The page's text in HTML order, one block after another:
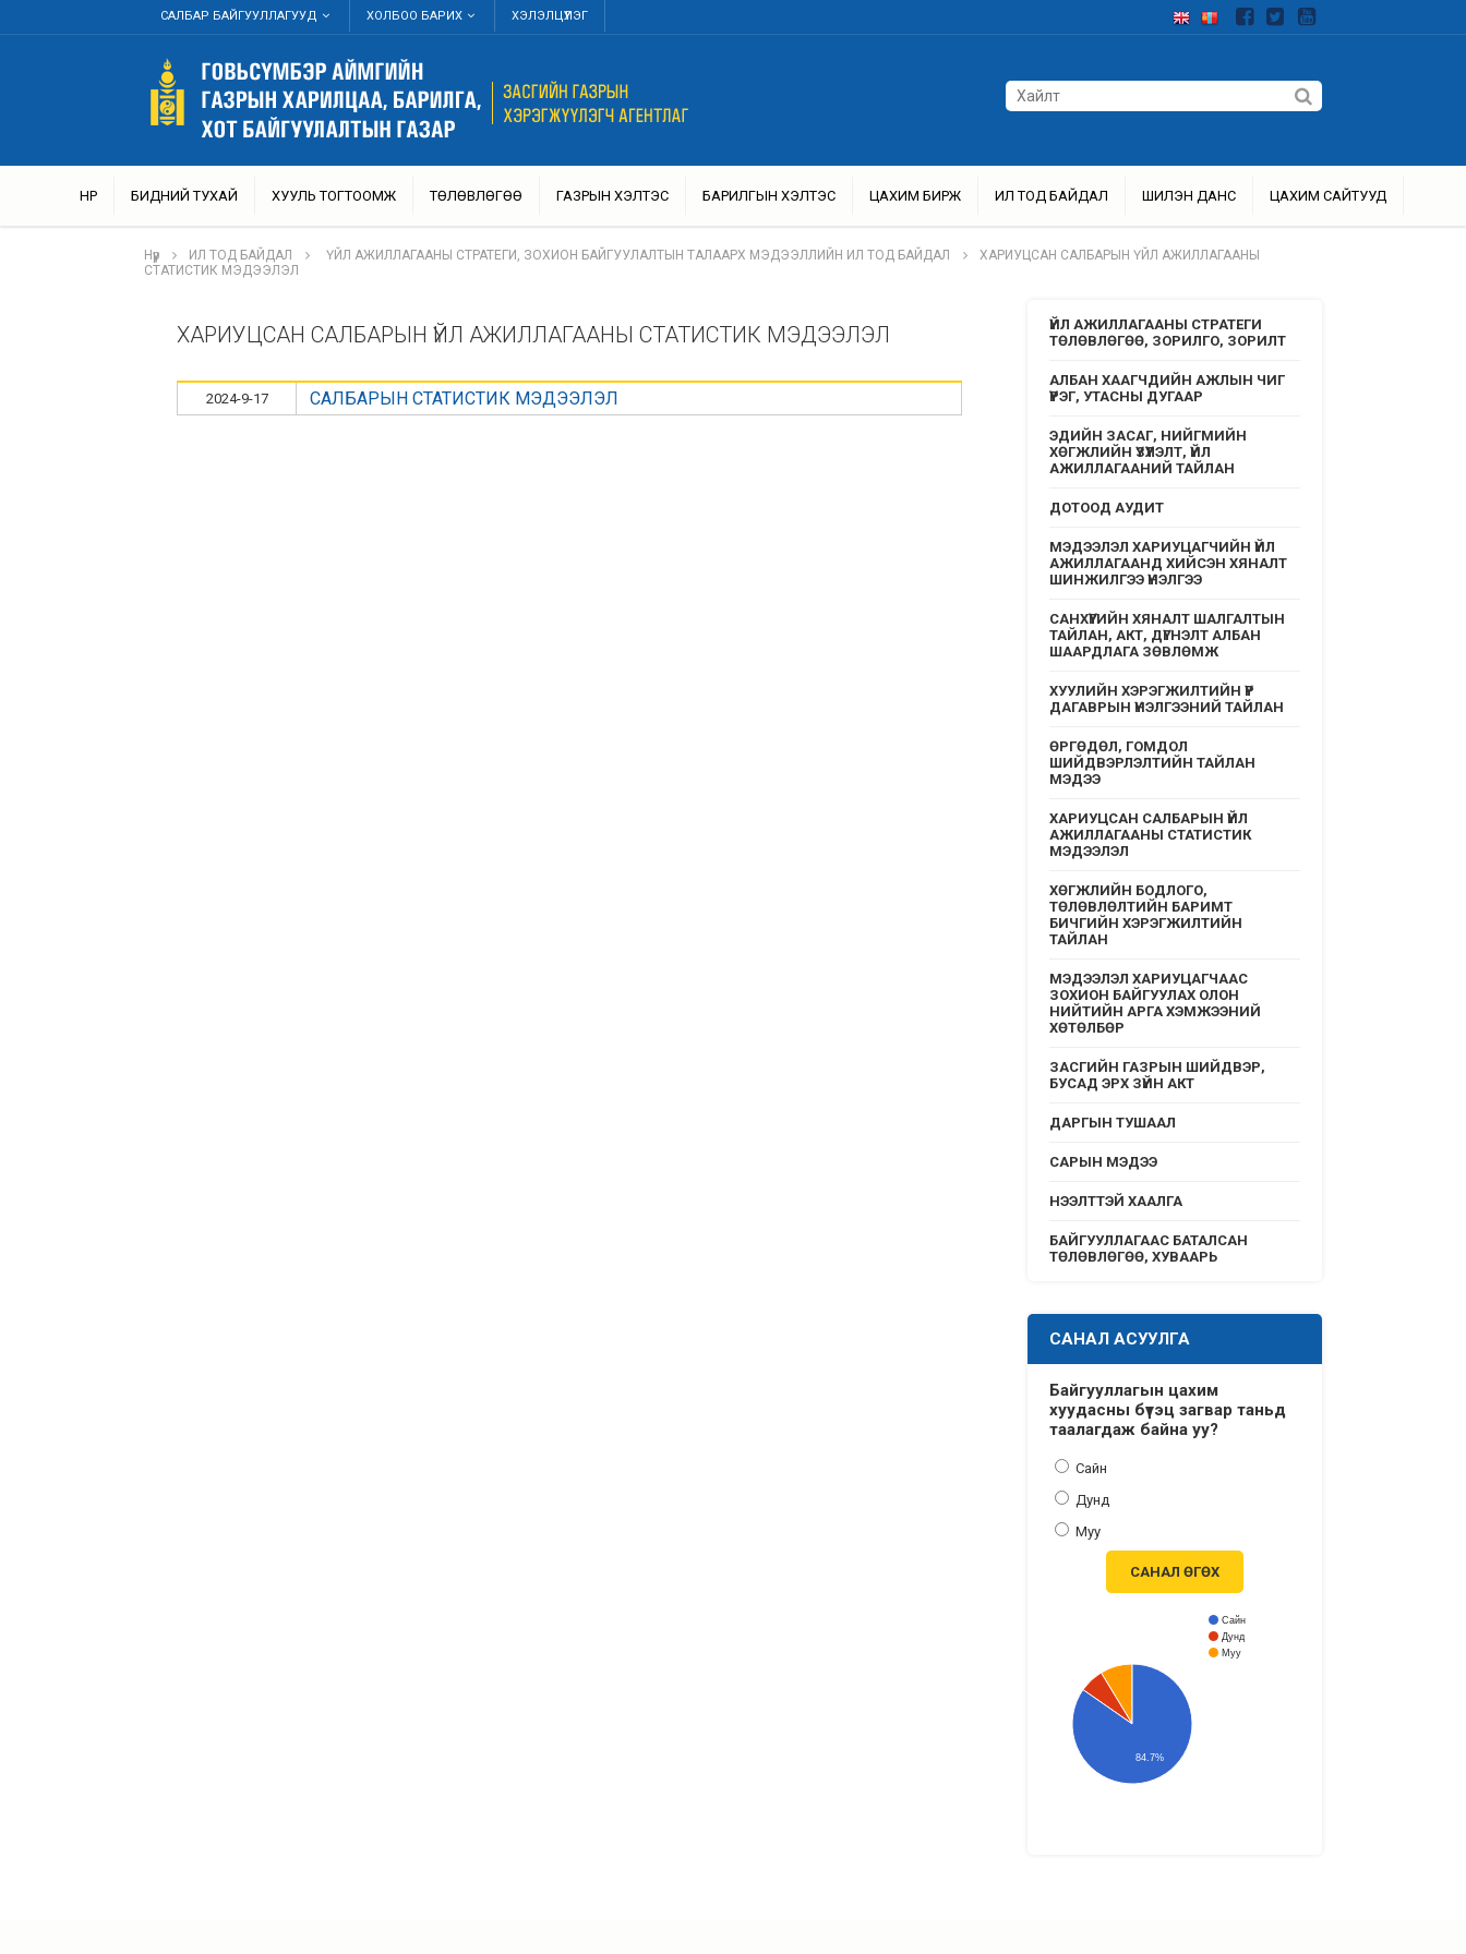
САЛБАР БАЙГУУЛЛАГУУД ХОЛБОО БАРИХ ХЭЛЭЛЦҮҮЛЭГ
НҮҮР БИДНИЙ ТУХАЙ ХУУЛЬ ТОГТООМЖ ТӨЛӨВЛӨГӨӨ ГАЗРЫН ХЭЛТЭС БАРИЛГЫН ХЭЛТЭС ЦАХИМ БИРЖ ИЛ ТОД БАЙДАЛ ШИЛЭН ДАНС ЦАХИМ САЙТУУД
Нүүр ИЛ ТОД БАЙДАЛ ҮЙЛ АЖИЛЛАГААНЫ СТРАТЕГИ, ЗОХИОН БАЙГУУЛАЛТЫН ТАЛААРХ МЭДЭЭЛЛИЙН ИЛ ТОД БАЙДАЛ
ХАРИУЦСАН САЛБАРЫН ҮЙЛ АЖИЛЛАГААНЫ
СТАТИСТИК МЭДЭЭЛЭЛ
ХАРИУЦСАН САЛБАРЫН ҮЙЛ АЖИЛЛАГААНЫ СТАТИСТИК МЭДЭЭЛЭЛ
2024-9-17 САЛБАРЫН СТАТИСТИК МЭДЭЭЛЭЛ
ҮЙЛ АЖИЛЛАГААНЫ СТРАТЕГИ
ТӨЛӨВЛӨГӨӨ, ЗОРИЛГО, ЗОРИЛТ
АЛБАН ХААГЧДИЙН АЖЛЫН ЧИГ
ҮҮРЭГ, УТАСНЫ ДУГААР
ЭДИЙН ЗАСАГ, НИЙГМИЙН
ХӨГЖЛИЙН ҮЗҮҮЛЭЛТ, ҮЙЛ
АЖИЛЛАГААНИЙ ТАЙЛАН
ДОТООД АУДИТ
МЭДЭЭЛЭЛ ХАРИУЦАГЧИЙН ҮЙЛ
АЖИЛЛАГААНД ХИЙСЭН ХЯНАЛТ
ШИНЖИЛГЭЭ ҮНЭЛГЭЭ
САНХҮҮГИЙН ХЯНАЛТ ШАЛГАЛТЫН
ТАЙЛАН, АКТ, ДҮГНЭЛТ АЛБАН
ШААРДЛАГА ЗӨВЛӨМЖ
ХУУЛИЙН ХЭРЭГЖИЛТИЙН ҮР
ДАГАВРЫН ҮНЭЛГЭЭНИЙ ТАЙЛАН
ӨРГӨДӨЛ, ГОМДОЛ
ШИЙДВЭРЛЭЛТИЙН ТАЙЛАН
МЭДЭЭ
ХАРИУЦСАН САЛБАРЫН ҮЙЛ
АЖИЛЛАГААНЫ СТАТИСТИК
МЭДЭЭЛЭЛ
ХӨГЖЛИЙН БОДЛОГО,
ТӨЛӨВЛӨЛТИЙН БАРИМТ
БИЧГИЙН ХЭРЭГЖИЛТИЙН
ТАЙЛАН
МЭДЭЭЛЭЛ ХАРИУЦАГЧААС
ЗОХИОН БАЙГУУЛАХ ОЛОН
НИЙТИЙН АРГА ХЭМЖЭЭНИЙ
ХӨТӨЛБӨР
ЗАСГИЙН ГАЗРЫН ШИЙДВЭР,
БУСАД ЭРХ ЗҮЙН АКТ
ДАРГЫН ТУШААЛ
САРЫН МЭДЭЭ
НЭЭЛТТЭЙ ХААЛГА
БАЙГУУЛЛАГААС БАТАЛСАН
ТӨЛӨВЛӨГӨӨ, ХУВААРЬ
САНАЛ АСУУЛГА
Байгууллагын цахим
хуудасны бүтэц загвар таньд
таалагдаж байна уу?
Сайн
Дунд
Муу
САНАЛ ӨГӨХ
Сайн
Дунд
Муу
84.7%